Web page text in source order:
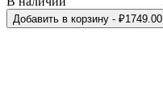
Добавить в корзину - ₽1749.00